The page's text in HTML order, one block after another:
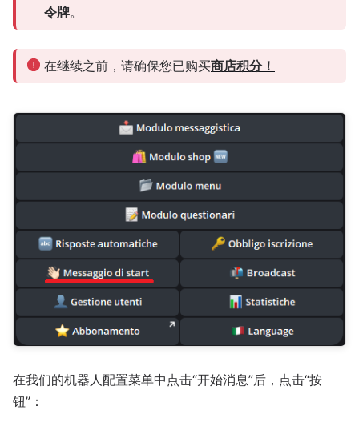
令牌。
在继续之前，请确保您已购买商店积分！
在我们的机器人配置菜单中点击“开始消息”后，点击“按
钮”：